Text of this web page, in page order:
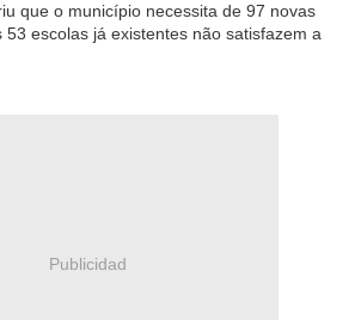
que o município necessita de 97 novas
escolas já existentes não satisfazem a
Publicidad